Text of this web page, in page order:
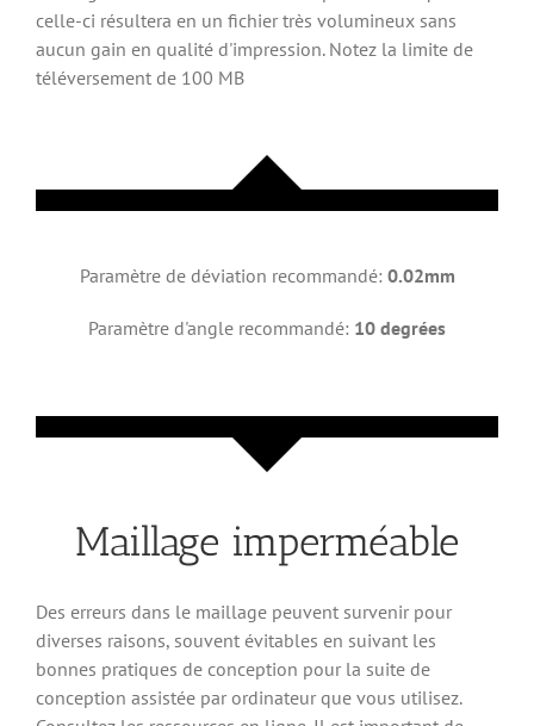
celle-ci résultera en un fichier très volumineux sans
aucun gain en qualité d'impression. Notez la limite de
téléversement de 100 MB
Paramètre de déviation recommandé: 0.02mm
Paramètre d'angle recommandé: 10 degrées
Maillage imperméable
Des erreurs dans le maillage peuvent survenir pour
diverses raisons, souvent évitables en suivant les
bonnes pratiques de conception pour la suite de
conception assistée par ordinateur que vous utilisez.